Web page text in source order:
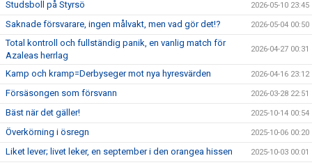
Studsboll på Styrsö 2026-05-10 23:45
Saknade försvarare, ingen målvakt, men vad gör det!? 2026-05-04 00:50
Total kontroll och fullständig panik, en vanlig match för
Azaleas herrlag
2026-04-27 00:31
Kamp och kramp=Derbyseger mot nya hyresvärden 2026-04-16 23:12
Försäsongen som försvann 2026-03-28 22:51
Bäst när det gäller! 2025-10-14 00:54
Överkörning i ösregn 2025-10-06 00:20
Liket lever; livet leker, en september i den orangea hissen 2025-10-03 00:01